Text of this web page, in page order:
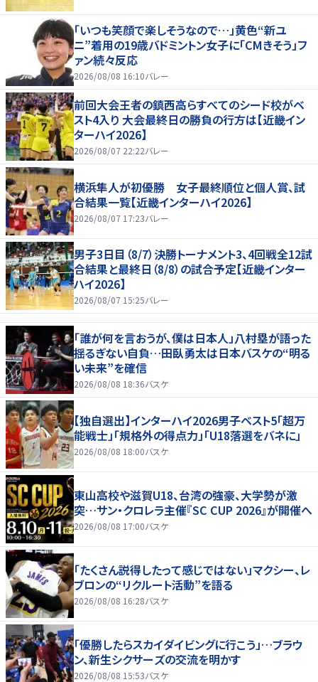
「いつも笑顔で楽しそうなので…」黄色“新ユ
ニ”着用の19歳バドミントン女子に「CMきそう」フ
ァン続々反応
2026/08/08 16:10バレー
前回大会王者の鎮西高らすべてのシード校がベ
スト4入り 大会最終日の勝負の行方は【近畿イン
ターハイ2026】
2026/08/07 22:22バレー
横浜隼人が初優勝 女子最終順位と個人賞、試
合結果一覧【近畿インターハイ2026】
2026/08/07 17:23バレー
男子3日目（8/7）決勝トーナメント3、4回戦全12試
合結果と最終日（8/8）の試合予定【近畿インター
ハイ2026】
2026/08/07 15:25バレー
「誰が何を言おうが、僕は日本人」八村塁が語った
揺るぎない自負…田臥勇太は日本バスケの“明る
い未来”を確信
2026/08/08 18:36バスケ
【独自選出】インターハイ2026男子ベスト5「超万
能戦士」「規格外の得点力」「U18落選をバネに」
2026/08/08 18:00バスケ
東山高校や滋賀U18、台湾の強豪、大学勢が激
突…サン・クロレラ主催『SC CUP 2026』が開催へ
2026/08/08 17:00バスケ
「たくさん説得したって感じではない」マクシー、レ
ブロンの“リクルート活動”を語る
2026/08/08 16:28バスケ
「優勝したらスカイダイビングに行こう」…ブラウ
ン、新生シクサーズの交流を明かす
2026/08/08 15:53バスケ